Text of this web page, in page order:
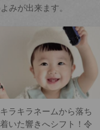
みが出来ます。
キラキラネームから落ち
着いた響きへシフト！令